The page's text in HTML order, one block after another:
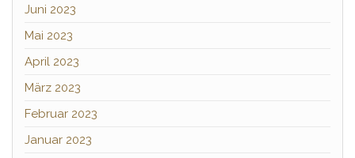
Juni 2023
Mai 2023
April 2023
März 2023
Februar 2023
Januar 2023